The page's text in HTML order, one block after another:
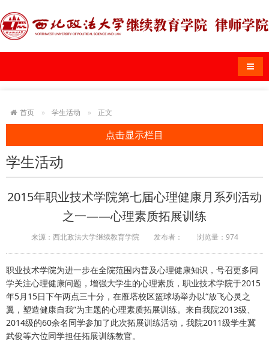
导航
首页 学生活动 正文
点击显示栏目
学生活动
2015年职业技术学院第七届心理健康月系列活动
之一——心理素质拓展训练
来源：西北政法大学继续教育学院 发布者： 浏览量： 974
职业技术学院为进一步在全院范围内普及心理健康知识，号召更多同
学关注心理健康问题，增强大学生的心理素质，职业技术学院于2015
年5月15日下午两点三十分，在雁塔校区篮球场举办以“放飞心灵之
翼，塑造健康自我”为主题的心理素质拓展训练。来自我院2013级、
2014级的60余名同学参加了此次拓展训练活动，我院2011级学生冀
武俊等六位同学担任拓展训练教官。